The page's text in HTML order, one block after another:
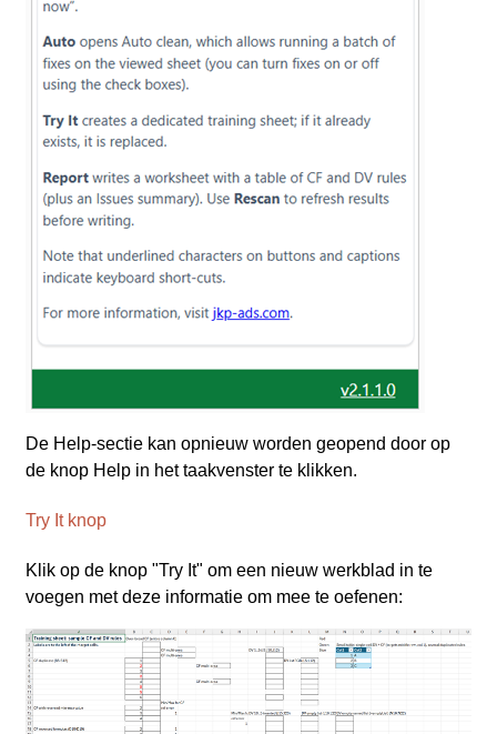
De Help‑sectie kan opnieuw worden geopend door op
de knop Help in het taakvenster te klikken.
Try It knop
Klik op de knop "Try It" om een nieuw werkblad in te
voegen met deze informatie om mee te oefenen: